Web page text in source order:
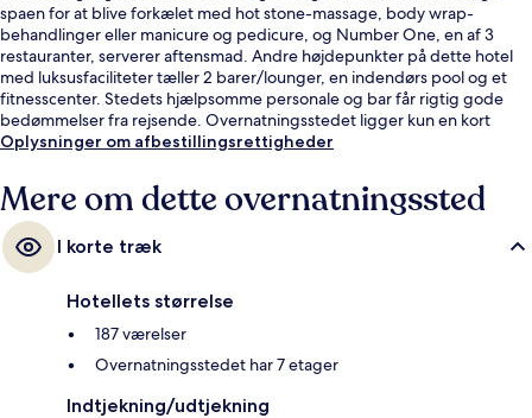
spaen for at blive forkælet med hot stone-massage, body wrap-
behandlinger eller manicure og pedicure, og Number One, en af 3
restauranter, serverer aftensmad. Andre højdepunkter på dette hotel
med luksusfaciliteter tæller 2 barer/lounger, en indendørs pool og et
fitnesscenter. Stedets hjælpsomme personale og bar får rigtig gode
bedømmelser fra rejsende. Overnatningsstedet ligger kun en kort
gåtur fra offentlig transport: St Andrew Square Sporvognsstation ligger
derfra.
Oplysninger om afbestillingsrettigheder
Mere om dette overnatningssted
I korte træk
Hotellets størrelse
187 værelser
Overnatningsstedet har 7 etager
Indtjekning/udtjekning